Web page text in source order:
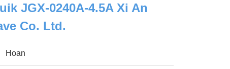
JGX-0240A-4.5A Xi An
Co. Ltd.
Hoan